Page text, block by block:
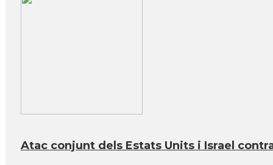
Atac conjunt dels Estats Units i Israel